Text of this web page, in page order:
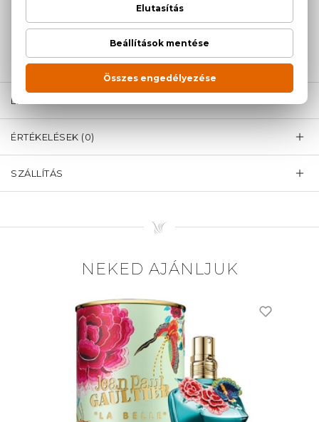
Kérdésed van, elakadtál? Hívd ügyfélszolgálatunkat:+36
LEÍRÁS
ÉRTÉKELÉSEK (0)
SZÁLLÍTÁS
NEKED AJÁNLJUK